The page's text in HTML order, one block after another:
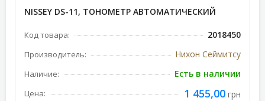
NISSEY DS-11, ТОНОМЕТР АВТОМАТИЧЕСКИЙ
Код товара: 2018450
Производитель: Нихон Сеймитсу
Наличие: Есть в наличии
Цена: 1 455,00 грн